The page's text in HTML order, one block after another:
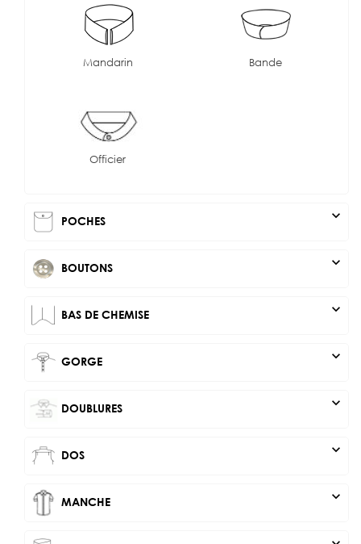
Mandarin Bande
Officier
POCHES expand_more
BOUTONS expand_more
BAS DE CHEMISE expand_more
GORGE expand_more
DOUBLURES expand_more
DOS expand_more
MANCHE expand_more